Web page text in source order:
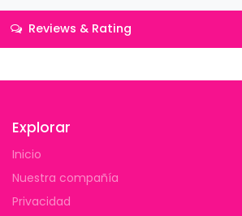
Reviews & Rating
Explorar
Inicio
Nuestra compañía
Privacidad